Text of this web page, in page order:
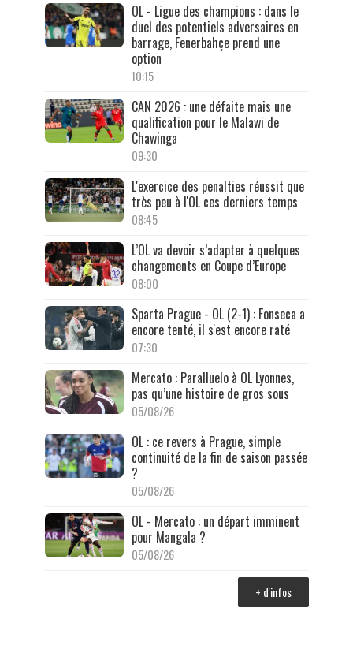
OL - Ligue des champions : dans le
duel des potentiels adversaires en
barrage, Fenerbahçe prend une
option
10:15
CAN 2026 : une défaite mais une
qualification pour le Malawi de
Chawinga
09:30
L'exercice des penalties réussit que
très peu à l'OL ces derniers temps
08:45
L’OL va devoir s’adapter à quelques
changements en Coupe d’Europe
08:00
Sparta Prague - OL (2-1) : Fonseca a
encore tenté, il s'est encore raté
07:30
Mercato : Paralluelo à OL Lyonnes,
pas qu’une histoire de gros sous
05/08/26
OL : ce revers à Prague, simple
continuité de la fin de saison passée
?
05/08/26
OL - Mercato : un départ imminent
pour Mangala ?
05/08/26
+ d'infos